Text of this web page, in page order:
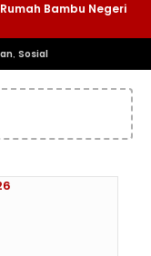
Bambu Negeri
, Sosial